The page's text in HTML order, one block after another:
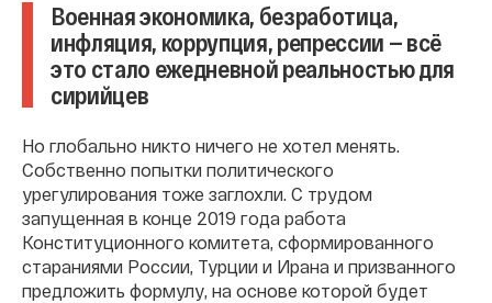
Военная экономика, безработица,
инфляция, коррупция, репрессии — всё
это стало ежедневной реальностью для
сирийцев
Но глобально никто ничего не хотел менять.
Собственно попытки политического
урегулирования тоже заглохли. С трудом
запущенная в конце 2019 года работа
Конституционного комитета, сформированного
стараниями России, Турции и Ирана и призванного
предложить формулу, на основе которой будет